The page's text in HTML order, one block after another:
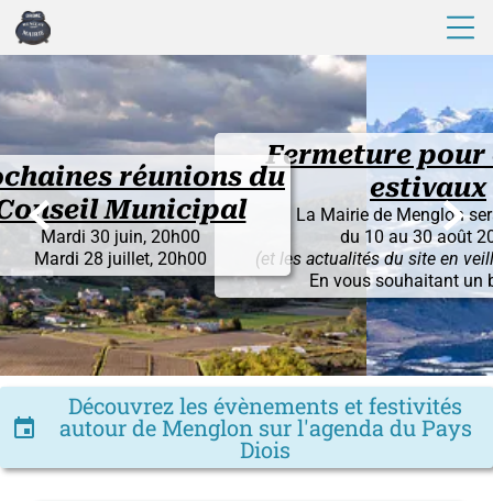
du
Fermeture pour congés
estivaux
La Mairie de Menglon sera fermée
du 10 au 30 août 2026
(et les actualités du site en veille du 1° au 30)
En vous souhaitant un bel été !
 
insert_invitation
Découvrez les évènements et festivités
autour de Menglon sur l'agenda du Pays
Diois